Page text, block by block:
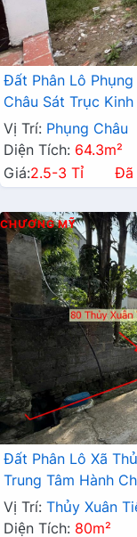
Đất Phân Lô Phụng
Châu Sát Trục
Vị Trí: Phụng Châu
Diện Tích: 64.3m²
Giá:2.5-3 Tỉ Đã
CHƯƠNG MỸ
Đất Phân Lô Xã Thủy Xuân
Trung Tâm Hành
Vị Trí: Thủy Xuân
Diện Tích: 80m²